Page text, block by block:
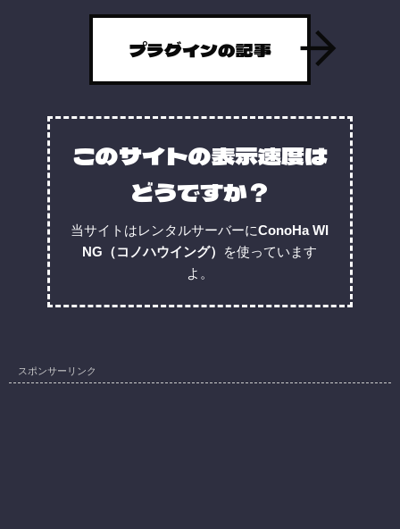
プラグインの記事
このサイトの表示速度は
どうですか？
当サイトはレンタルサーバーにConoHa WI
NG（コノハウイング） を使っています
よ。